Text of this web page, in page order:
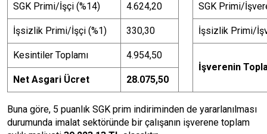
SGK Primi/İşçi (%14) 4.624,20 SGK Primi/
İşsizlik Primi/İşçi (%1) 330,30 İşsizlik Primi/
Kesintiler Toplamı
4.954,50
İşverenin
Net Asgari Ücret
28.075,50
Buna göre, 5 puanlık SGK prim indiriminden de yararlanılması
durumunda imalat sektöründe bir çalışanın işverene toplam